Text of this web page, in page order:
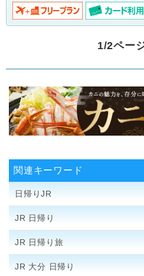
1/2ペー
関連キーワード
日帰りJR
JR 日帰り
JR 日帰り旅
JR 大分 日帰り